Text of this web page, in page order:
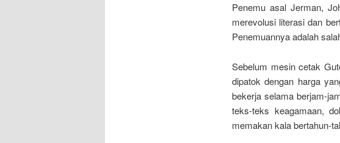
Penemu asal Jerman,
merevolusi literasi dan
Penemuannya adalah
Sebelum mesin cetak
dipatok dengan harga
bekerja selama berjam-
teks-teks keagamaan,
memakan kala bertahun-